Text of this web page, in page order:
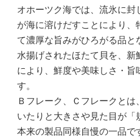
オホーツク海では、流氷に
が海に溶けだすことにより、
て濃厚な旨みがひろがる品と
水揚げされたほたて貝を、新
により、鮮度や美味しさ・旨
す。
Ｂフレーク、Ｃフレークと
いたりと大きさや見た目が
本来の製品同様自慢の一品で